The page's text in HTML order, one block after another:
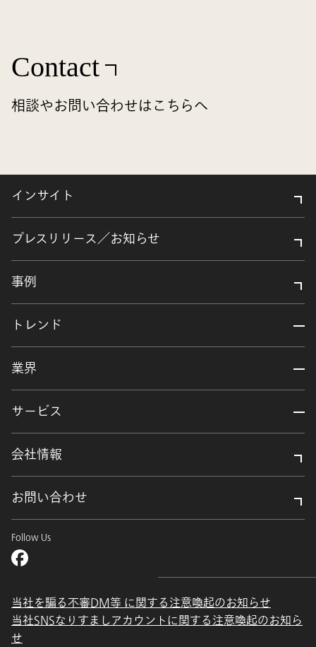
Contact
相談やお問い合わせはこちらへ
インサイト
プレスリリース／お知らせ
事例
トレンド
業界
サービス
会社情報
お問い合わせ
Follow Us
当社を騙る不審DM等 に関する注意喚起のお知らせ
当社SNSなりすましアカウントに関する注意喚起のお知ら
せ